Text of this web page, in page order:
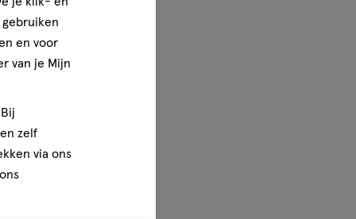
Testosteron
gaat dit na de
en voor
van je Mijn
zelf
via ons